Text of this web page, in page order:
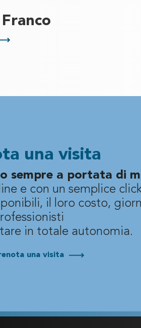
una visita
sempre a portata di
e con un semplice
il loro costo,
in totale autonomia.
una visita